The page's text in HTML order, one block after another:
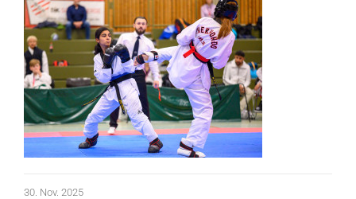
30. Nov. 2025